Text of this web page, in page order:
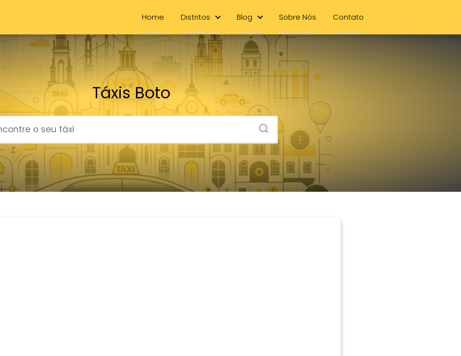
Home Distritos Blog Sobre Nós Contato
Táxis Boto